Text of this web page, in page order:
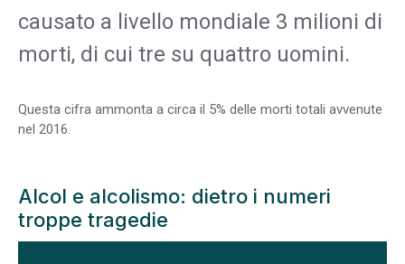
causato a livello mondiale 3 milioni di
morti, di cui tre su quattro uomini.
Questa cifra ammonta a circa il 5% delle morti totali avvenute
nel 2016.
Alcol e alcolismo: dietro i numeri
troppe tragedie